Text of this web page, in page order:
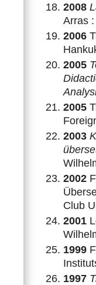
2008
Arras
2006
2005
2005
2003
2002
Club
2001
1999
1997